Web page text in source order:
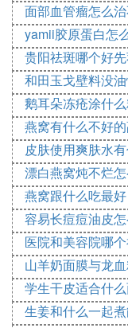
热气的地方，使
方法二：吸入法
（一）居家吸入
脸盆中，选择1-3
滴，将精油充分
覆盖，用口、鼻
滴＋薄荷2滴可治
（二）简单吸入
嗅吸
（三）长途开车
二至三种精油，
勒、迷迭香等很
面部血管瘤怎么
yamii胶原蛋白怎
贵阳祛斑哪个好
和田玉戈壁料没
鹅耳朵冻疮涂什
燕窝有什么不好
皮肤使用爽肤水
漂白燕窝炖不烂
燕窝跟什么吃最好
容易长痘痘油皮
医院和美容院哪
山羊奶面膜与龙
学生干皮适合什
生姜和什么一起